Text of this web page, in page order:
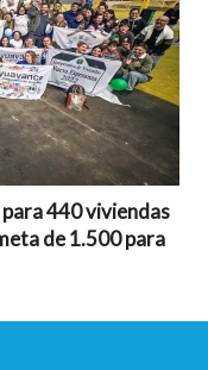
440 viviendas
de 1.500 para